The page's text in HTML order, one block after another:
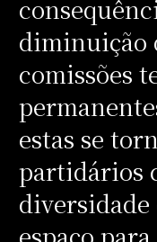
diminuição
comissões
estas se
partidários
diversidade
espaço